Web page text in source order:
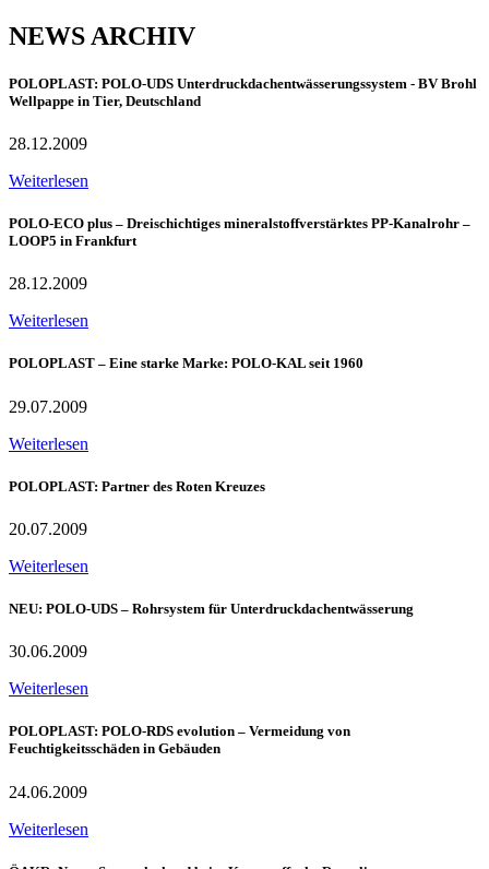
NEWS ARCHIV
POLOPLAST: POLO-UDS Unterdruckdachentwässerungssystem - BV Brohl
Wellpappe in Tier, Deutschland
28.12.2009
Weiterlesen
POLO-ECO plus – Dreischichtiges mineralstoffverstärktes PP-Kanalrohr –
LOOP5 in Frankfurt
28.12.2009
Weiterlesen
POLOPLAST – Eine starke Marke: POLO-KAL seit 1960
29.07.2009
Weiterlesen
POLOPLAST: Partner des Roten Kreuzes
20.07.2009
Weiterlesen
NEU: POLO-UDS – Rohrsystem für Unterdruckdachentwässerung
30.06.2009
Weiterlesen
POLOPLAST: POLO-RDS evolution – Vermeidung von
Feuchtigkeitsschäden in Gebäuden
24.06.2009
Weiterlesen